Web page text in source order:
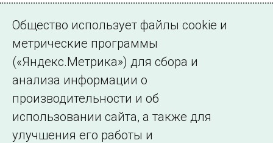
← Все публикации
Подписаться на новости
Общество использует файлы cookie и
метрические программы
(«Яндекс.Метрика») для сбора и
анализа информации о
производительности и об
использовании сайта, а также для
улучшения его работы и